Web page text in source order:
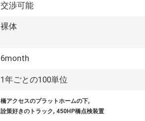
交渉可能
裸体
6month
1年ごとの100単位
橋アクセスのプラットホームの下,
詮策好きのトラック,450HP橋点検装置